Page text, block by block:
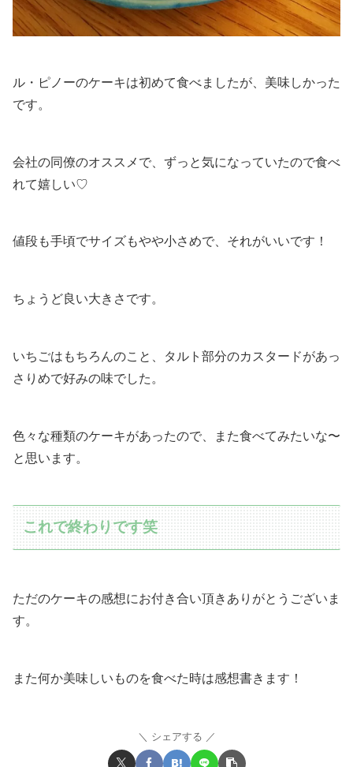
ル・ピノーのケーキは初めて食べましたが、美味しかった
です。
会社の同僚のオススメで、ずっと気になっていたので食べ
れて嬉しい♡
値段も手頃でサイズもやや小さめで、それがいいです！
ちょうど良い大きさです。
いちごはもちろんのこと、タルト部分のカスタードがあっ
さりめで好みの味でした。
色々な種類のケーキがあったので、また食べてみたいな〜
と思います。
これで終わりです笑
ただのケーキの感想にお付き合い頂きありがとうございま
す。
また何か美味しいものを食べた時は感想書きます！
シェアする